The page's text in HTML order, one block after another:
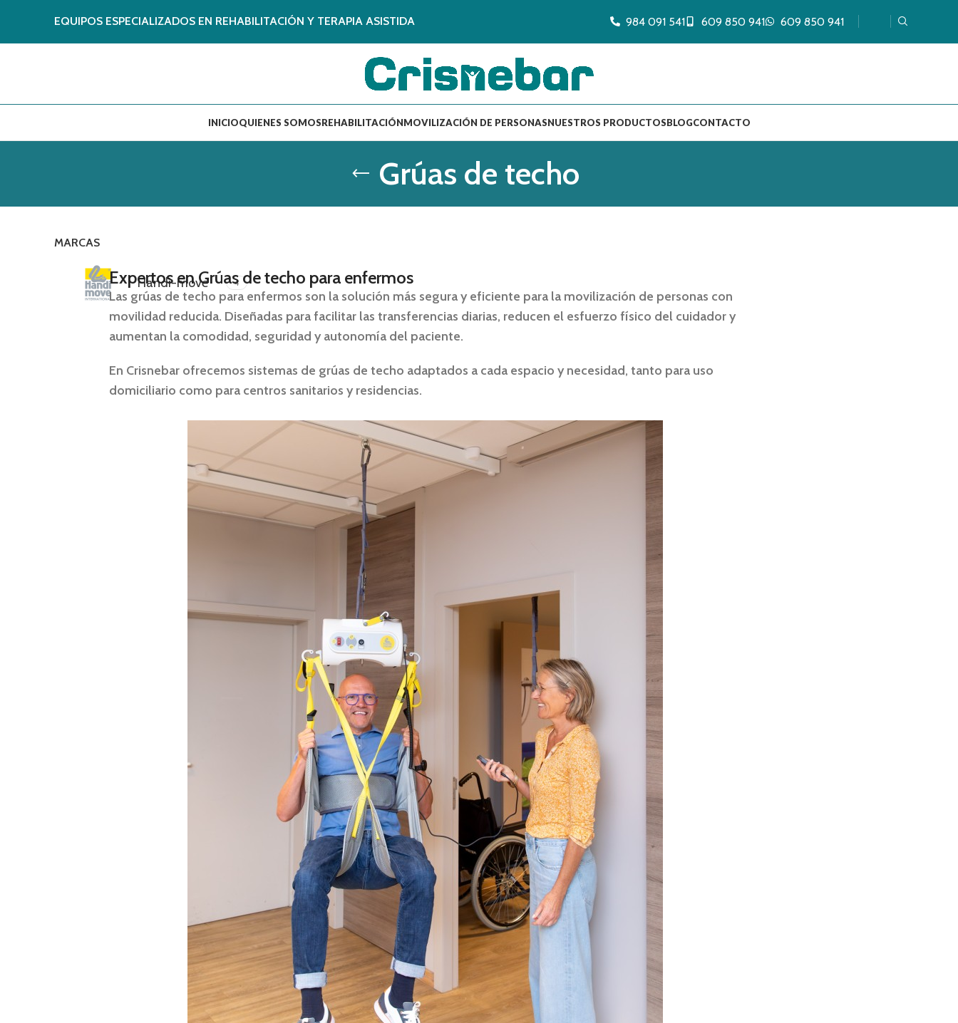
EQUIPOS ESPECIALIZADOS EN REHABILITACIÓN Y TERAPIA ASISTIDA 984 091 541 609 850 941 609 850 941
INICIOQUIENES SOMOSREHABILITACIÓNMOVILIZACIÓN DE PERSONASNUESTROS PRODUCTOSBLOGCONTACTO
Grúas de techo
MARCAS
Handi-move 4
Expertos en Grúas de techo para enfermos
Las grúas de techo para enfermos son la solución más segura y eficiente para la movilización de personas con
movilidad reducida. Diseñadas para facilitar las transferencias diarias, reducen el esfuerzo físico del cuidador y
aumentan la comodidad, seguridad y autonomía del paciente.
En Crisnebarofrecemos sistemas de grúas de techo adaptados a cada espacio y necesidad, tanto para uso
domiciliario como para centros sanitarios y residencias.